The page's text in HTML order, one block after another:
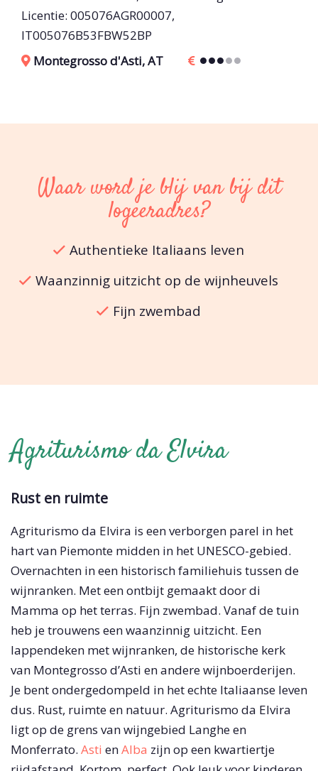
Licentie: 005076AGR00007,
IT005076B53FBW52BP
Montegrosso d'Asti, AT
Waar word je blij van bij dit
logeeradres?
Authentieke Italiaans leven
Waanzinnig uitzicht op de wijnheuvels
Fijn zwembad
Agriturismo da Elvira
Rust en ruimte
Agriturismo da Elvira is een verborgen parel in het
hart van Piemonte midden in het UNESCO-gebied.
Overnachten in een historisch familiehuis tussen de
wijnranken. Met een ontbijt gemaakt door di
Mamma op het terras. Fijn zwembad. Vanaf de tuin
heb je trouwens een waanzinnig uitzicht. Een
lappendeken met wijnranken, de historische kerk
van Montegrosso d’Asti en andere wijnboerderijen.
Je bent ondergedompeld in het echte Italiaanse leven
dus. Rust, ruimte en natuur. Agriturismo da Elvira
ligt op de grens van wijngebied Langhe en
Monferrato. Asti enAlba zijn op een kwartiertje